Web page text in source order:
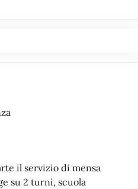
il servizio di mensa
su 2 turni, scuola